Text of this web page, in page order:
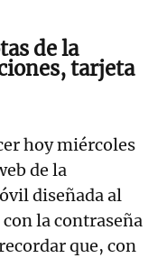
de la
tarjeta
hoy miércoles
de la
diseñada al
la contraseña
que, con